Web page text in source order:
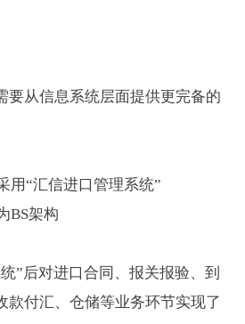
要从信息系统层面提供更完备的
用“汇信进口管理系统”
BS架构
”后对进口合同、报关报验、到
款付汇、仓储等业务环节实现了